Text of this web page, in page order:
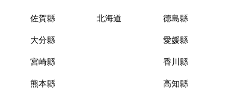
佐賀縣
大分縣
宮崎縣
熊本縣
北海道 德島縣
愛媛縣
香川縣
高知縣